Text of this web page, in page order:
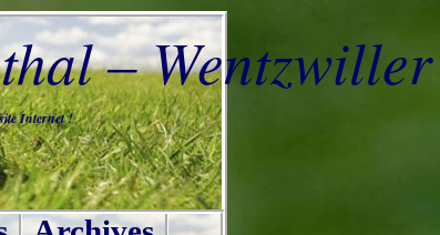
– Wentzwiller
Internet !